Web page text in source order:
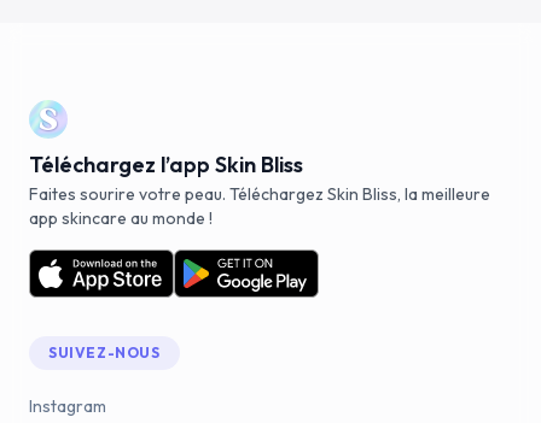
Téléchargez l’app Skin Bliss
Faites sourire votre peau. Téléchargez Skin Bliss, la meilleure
app skincare au monde !
SUIVEZ-NOUS
Instagram